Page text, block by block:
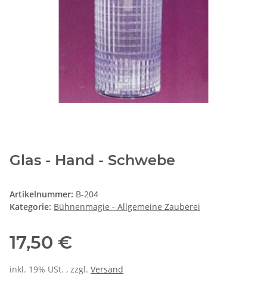
Glas - Hand - Schwebe
Artikelnummer: B-204
Kategorie: Bühnenmagie - Allgemeine Zauberei
17,50 €
inkl. 19% USt. , zzgl. Versand